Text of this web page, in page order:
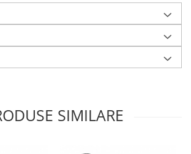
(R6/R3)) si SIMILARE